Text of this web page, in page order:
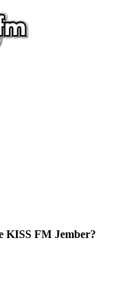
KISS FM Jember?